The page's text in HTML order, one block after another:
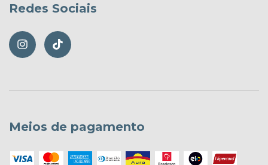
Redes Sociais
Meios de pagamento